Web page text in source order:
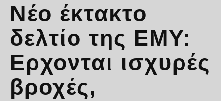
Νέο έκτακτο
δελτίο της ΕΜΥ:
Ερχονται ισχυρές
βροχές,